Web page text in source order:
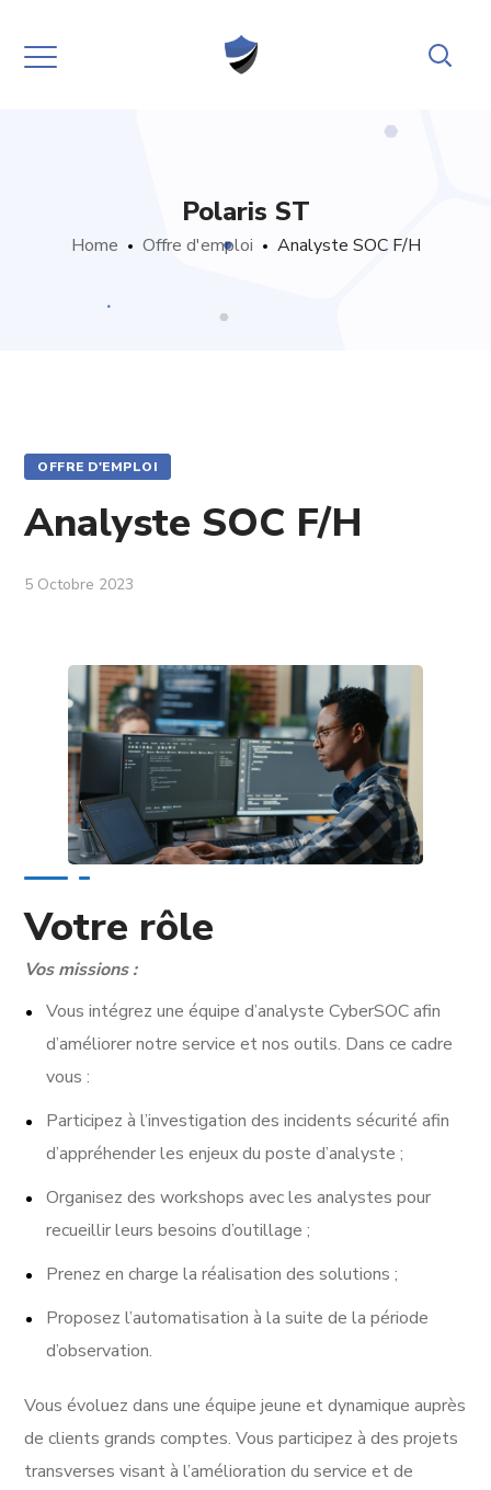
Polaris ST
Home Offre d'emploi Analyste SOC F/H
OFFRE D'EMPLOI
Analyste SOC F/H
5 Octobre 2023
Votre rôle
Vos missions :
Vous intégrez une équipe d’analyste CyberSOC afin
d’améliorer notre service et nos outils. Dans ce cadre
vous :
Participez à l’investigation des incidents sécurité afin
d’appréhender les enjeux du poste d’analyste ;
Organisez des workshops avec les analystes pour
recueillir leurs besoins d’outillage ;
Prenez en charge la réalisation des solutions ;
Proposez l’automatisation à la suite de la période
d’observation.
Vous évoluez dans une équipe jeune et dynamique auprès
de clients grands comptes. Vous participez à des projets
transverses visant à l’amélioration du service et de